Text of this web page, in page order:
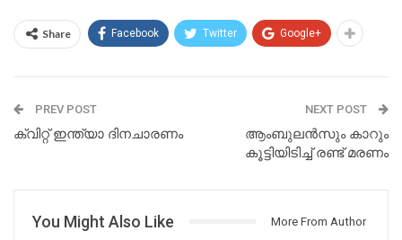
Share Facebook Twitter Google+
PREV POST
ക്വിറ്റ് ഇന്ത്യാ ദിനചാരണം
NEXT POST
ആംബുലൻസും കാറും
കൂട്ടിയിടിച്ച് രണ്ട് മരണം
You Might Also Like More From Author